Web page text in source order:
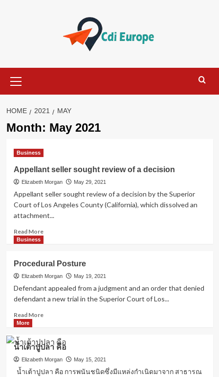
Menu
HOME 2021 MAY
Month: May 2021
Business
Appellant seller sought review of a decision
Elizabeth Morgan May 29, 2021
Appellant seller sought review of a decision by the Superior
Court of Los Angeles County (California), which dissolved an
attachment...
Read MoreRead
seller
sought
review
decision
Business
Procedural Posture
Elizabeth Morgan May 19, 2021
Defendant appealed from a judgment and an order that denied
defendant a new trial in the Superior Court of Los...
Read MoreRead
Procedural
Posture
More
น้ำเต้าปูปลา คือ
Elizabeth Morgan May 15, 2021
น้ำเต้าปูปลา คือ การพนันชนิดซึ่งมีแหล่งกำเนิดมาจาก สาธารณ